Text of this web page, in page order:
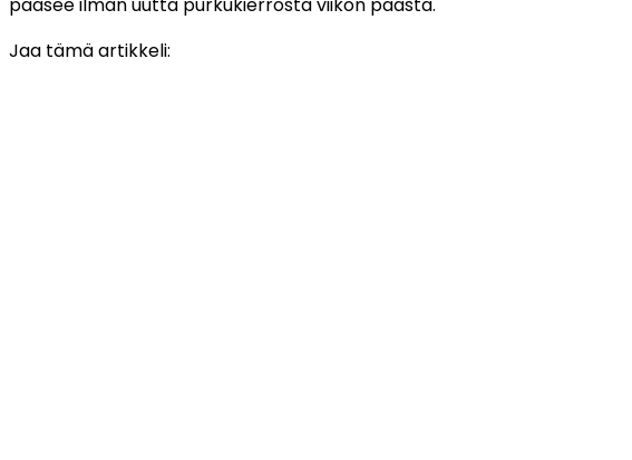
pääsee ilman uutta purkukierrosta viikon päästä.
Jaa tämä artikkeli: